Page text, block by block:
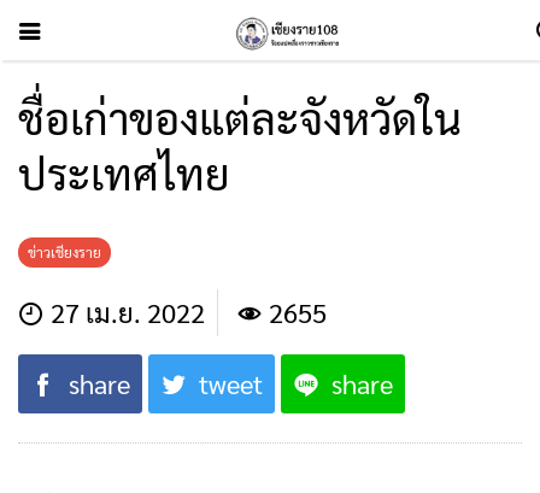
ชื่อเก่าของแต่ละจังหวัดใน
ประเทศไทย
ข่าวเชียงราย
27 เม.ย. 2022 2655
share tweet share